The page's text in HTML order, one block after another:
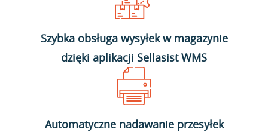
Szybka obsługa wysyłek w magazynie
dzięki aplikacji Sellasist WMS
Automatyczne nadawanie przesyłek